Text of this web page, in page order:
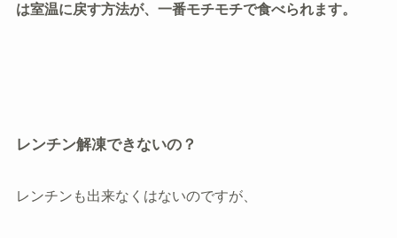
は室温に戻す方法が、一番モチモチで食べられます。
レンチン解凍できないの？
レンチンも出来なくはないのですが、